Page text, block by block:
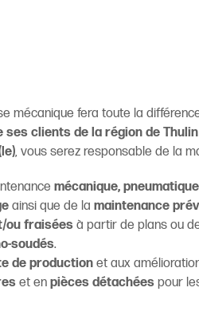
mécanique fera toute la
clients de la région de
, vous serez responsable de la
mécanique,
ainsi que de la maintenance
ou fraisées à partir de plans ou
soudés.
de production et aux
et en pièces détachées pour